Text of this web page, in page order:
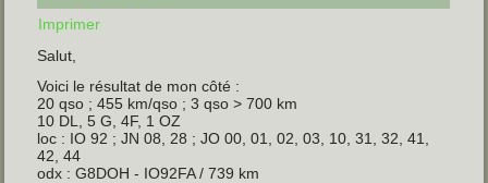
Imprimer
Salut,
Voici le résultat de mon côté :
20 qso ; 455 km/qso ; 3 qso > 700 km
10 DL, 5 G, 4F, 1 OZ
loc : IO 92 ; JN 08, 28 ; JO 00, 01, 02, 03, 10, 31, 32, 41,
42, 44
odx : G8DOH - IO92FA / 739 km